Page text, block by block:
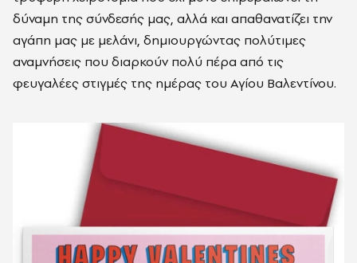
δύναμη της σύνδεσής μας, αλλά και απαθανατίζει την
αγάπη μας με μελάνι, δημιουργώντας πολύτιμες
αναμνήσεις που διαρκούν πολύ πέρα από τις
φευγαλέες στιγμές της ημέρας του Αγίου Βαλεντίνου.